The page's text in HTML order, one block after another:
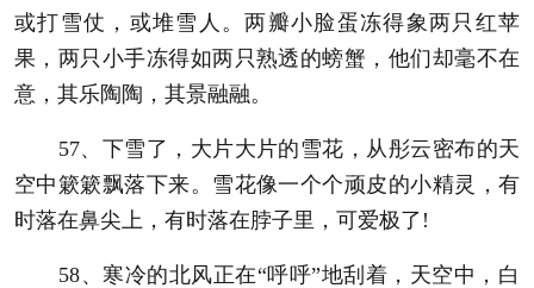
或打雪仗，或堆雪人。两瓣小脸蛋冻得象两只红苹
果，两只小手冻得如两只熟透的螃蟹，他们却毫不在
意，其乐陶陶，其景融融。
57、下雪了，大片大片的雪花，从彤云密布的天
空中簌簌飘落下来。雪花像一个个顽皮的小精灵，有
时落在鼻尖上，有时落在脖子里，可爱极了!
58、寒冷的北风正在“呼呼”地刮着，天空中，白